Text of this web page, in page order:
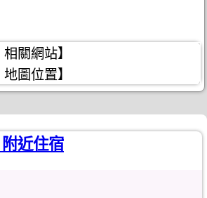
關網站】
圖位置】
近住宿